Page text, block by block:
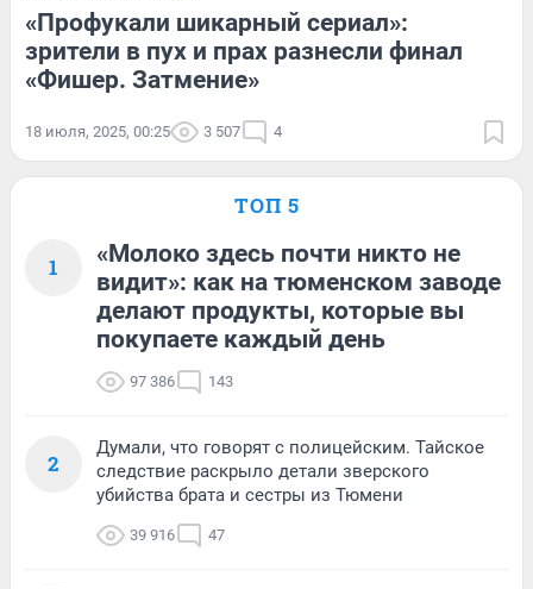
«Профукали шикарный сериал»:
зрители в пух и прах разнесли финал
«Фишер. Затмение»
18 июля, 2025, 00:25 3 507 4
ТОП 5
1
«Молоко здесь почти никто не
видит»: как на тюменском заводе
делают продукты, которые вы
покупаете каждый день
97 386 143
2
Думали, что говорят с полицейским. Тайское
следствие раскрыло детали зверского
убийства брата и сестры из Тюмени
39 916 47